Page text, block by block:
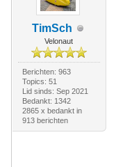
TimSch
Velonaut
Berichten: 963
Topics: 51
Lid sinds: Sep 2021
Bedankt: 1342
2865 x bedankt in
913 berichten